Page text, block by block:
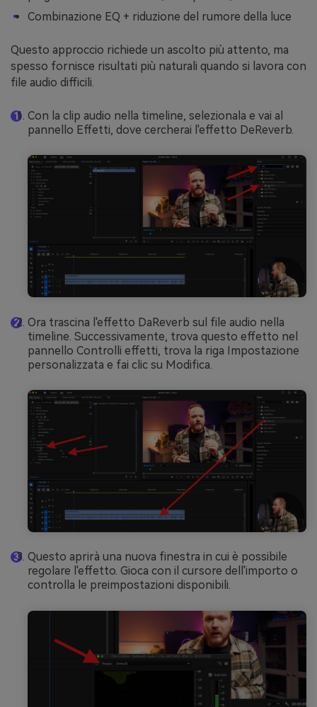
Combinazione EQ + riduzione del rumore della luce
Questo approccio richiede un ascolto più attento, ma
spesso fornisce risultati più naturali quando si lavora con
file audio difficili.
Con la clip audio nella timeline, selezionala e vai al
pannello Effetti, dove cercherai l'effetto DeReverb.
Ora trascina l'effetto DaReverb sul file audio nella
timeline. Successivamente, trova questo effetto nel
pannello Controlli effetti, trova la riga Impostazione
personalizzata e fai clic su Modifica.
Questo aprirà una nuova finestra in cui è possibile
regolare l'effetto. Gioca con il cursore dell'importo o
controlla le preimpostazioni disponibili.